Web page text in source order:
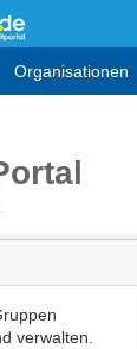
Organisationen
verwalten.